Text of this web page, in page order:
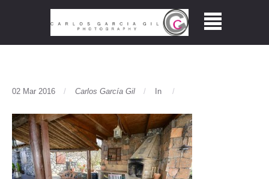
02 Mar 2016 Carlos García Gil In